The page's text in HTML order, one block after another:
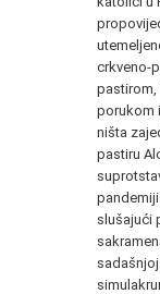
crkveno-
pastirom,
porukom
ništa
pastiru
slušajući